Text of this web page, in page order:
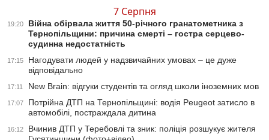
7 Серпня
19:20
Війна обірвала життя 50-річного гранатометника з
Тернопільщини: причина смерті – гостра серцево-
судинна недостатність
17:15
Нагодувати людей у надзвичайних умовах – це дуже
відповідально
17:11 New Brain: відгуки студентів та огляд школи іноземних мов
17:07
Потрійна ДТП на Тернопільщині: водія Peugeot затисло в
автомобілі, постраждала дитина
16:12
Вчинив ДТП у Теребовлі та зник: поліція розшукує жителя